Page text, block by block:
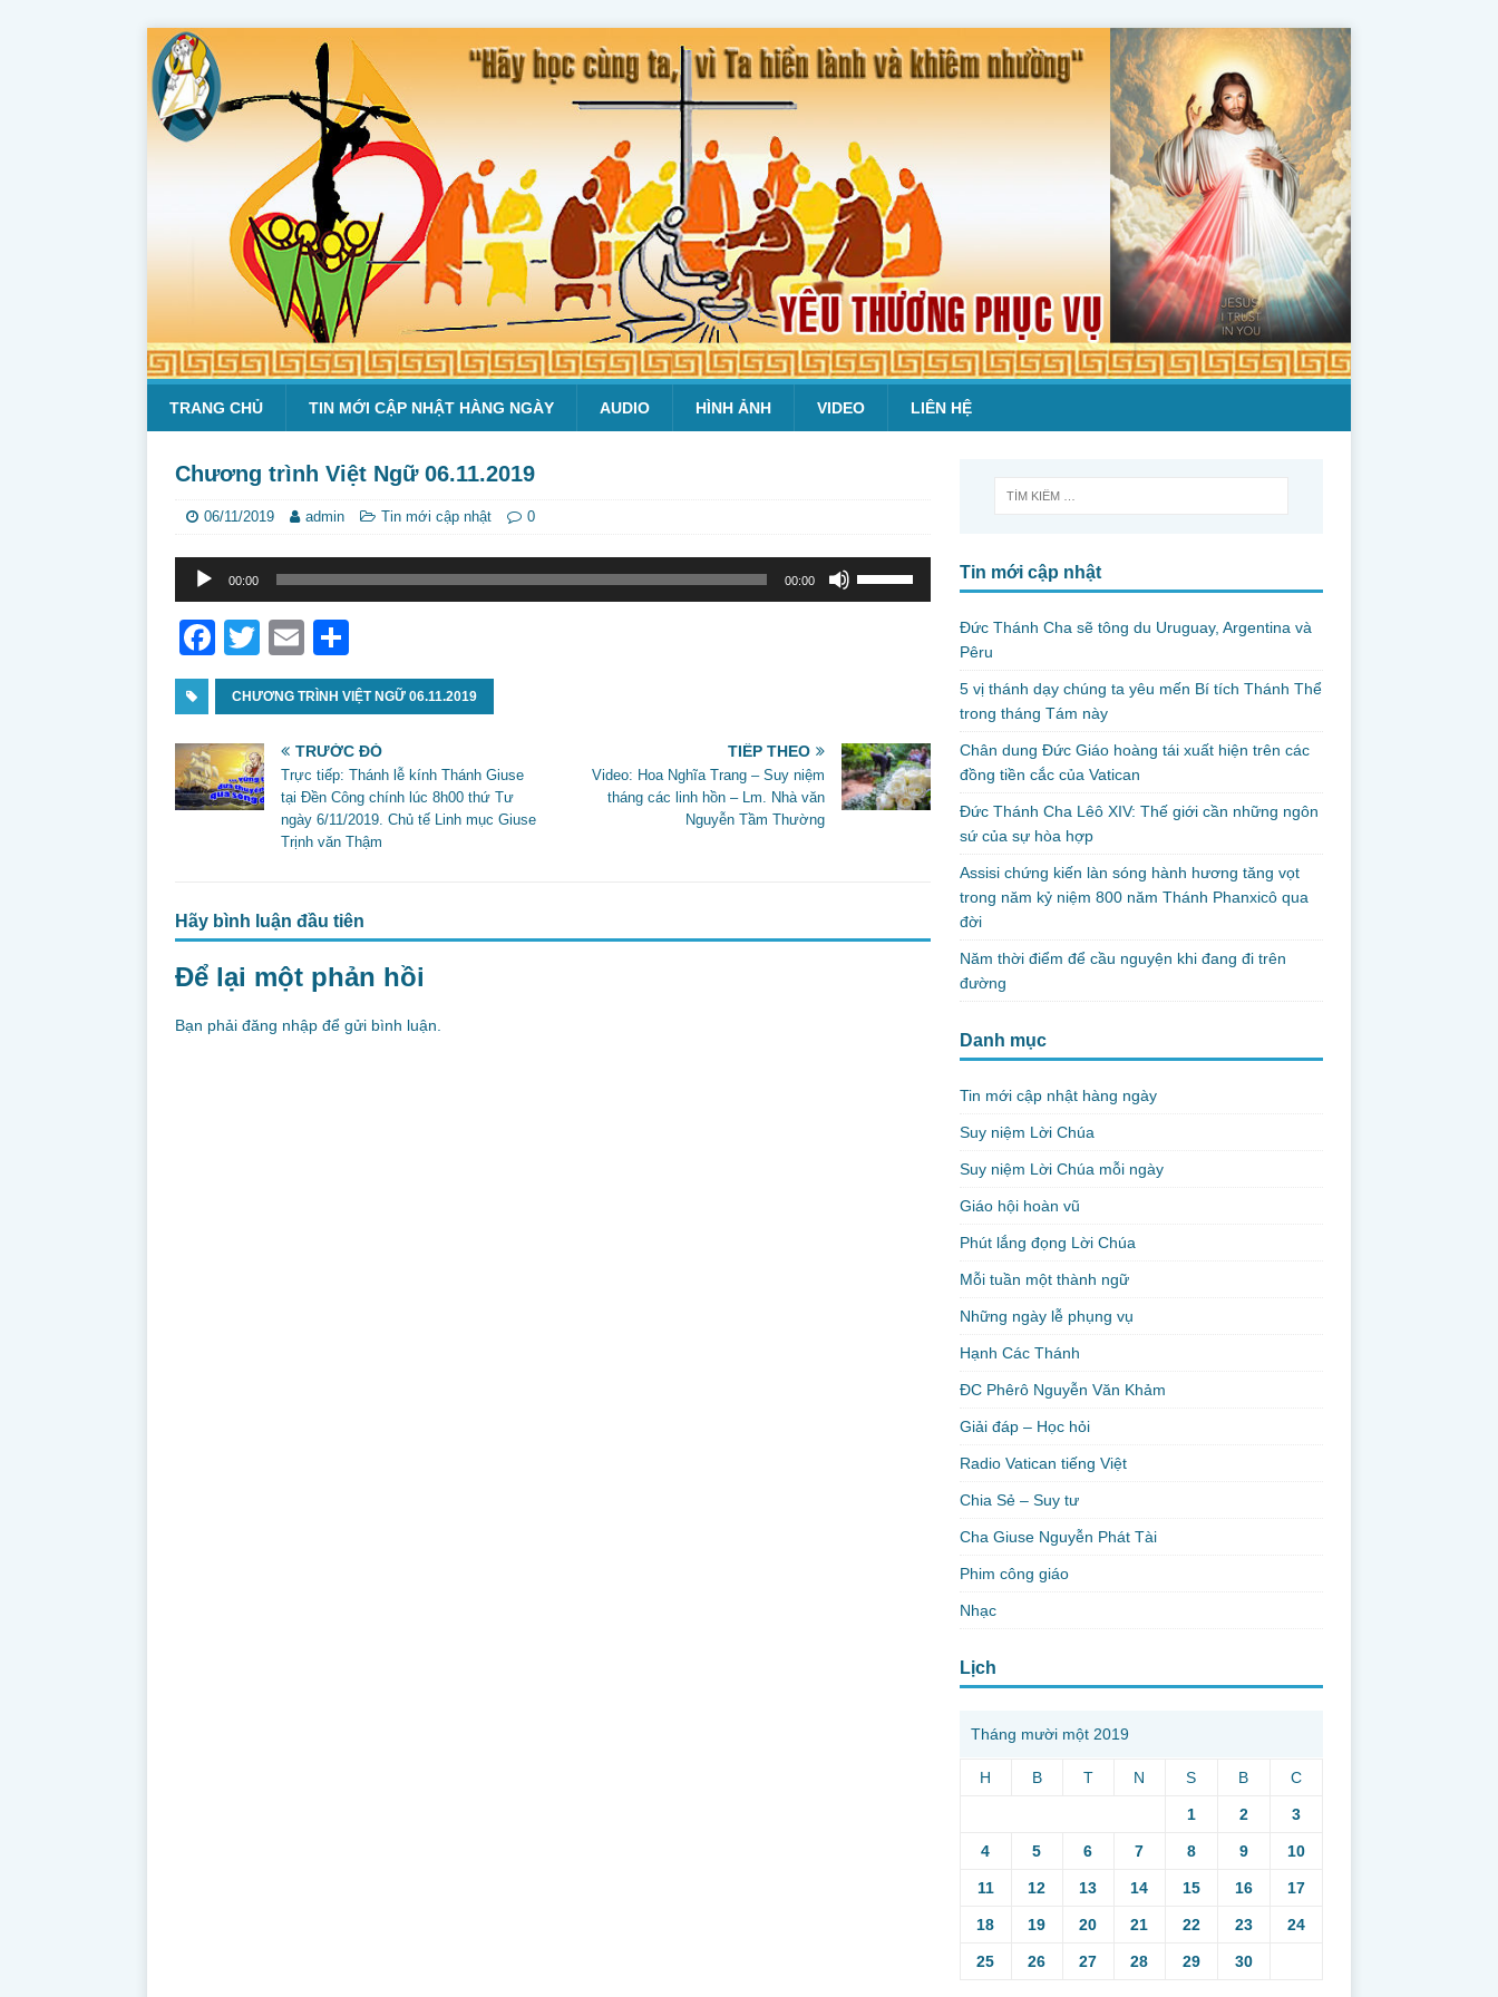
TRANG CHỦ TIN MỚI CẬP NHẬT HÀNG NGÀY AUDIO HÌNH ẢNH VIDEO LIÊN HỆ
Chương trình Việt Ngữ 06.11.2019
06/11/2019 admin Tin mới cập nhật 0
Trình
phát
âm
thanh
00:00 00:00
để
tăng
hoặc
giảm
F
a
c
e
b
o
T
w
itt
er
E
m
ai
l
h
ar
e
CHƯƠNG TRÌNH VIỆT NGỮ 06.11.2019
TRƯỚC ĐÓ
Trực tiếp: Thánh lễ kính Thánh Giuse
tại Đền Công chính lúc 8h00 thứ Tư
ngày 6/11/2019. Chủ tế Linh mục Giuse
Trịnh văn Thậm
TIẾP THEO
Video: Hoa Nghĩa Trang – Suy niệm
tháng các linh hồn – Lm. Nhà văn
Nguyễn Tầm Thường
Hãy bình luận đầu tiên
Để lại một phản hồi
Bạn phải đăng nhập để gửi bình luận.
Tin mới cập nhật
Đức Thánh Cha sẽ tông du Uruguay, Argentina và
Pêru
5 vị thánh dạy chúng ta yêu mến Bí tích Thánh Thể
trong tháng Tám này
Chân dung Đức Giáo hoàng tái xuất hiện trên các
đồng tiền cắc của Vatican
Đức Thánh Cha Lêô XIV: Thế giới cần những ngôn
sứ của sự hòa hợp
Assisi chứng kiến làn sóng hành hương tăng vọt
trong năm kỷ niệm 800 năm Thánh Phanxicô qua
đời
Năm thời điểm để cầu nguyện khi đang đi trên
đường
Danh mục
Tin mới cập nhật hàng ngày
Suy niệm Lời Chúa
Suy niệm Lời Chúa mỗi ngày
Giáo hội hoàn vũ
Phút lắng đọng Lời Chúa
Mỗi tuần một thành ngữ
Những ngày lễ phụng vụ
Hạnh Các Thánh
ĐC Phêrô Nguyễn Văn Khảm
Giải đáp – Học hỏi
Radio Vatican tiếng Việt
Chia Sẻ – Suy tư
Cha Giuse Nguyễn Phát Tài
Phim công giáo
Nhạc
Lịch
Tháng mười một 2019
H B T N S B C
1 2 3
4 5 6 7 8 9 10
11 12 13 14 15 16 17
18 19 20 21 22 23 24
25 26 27 28 29 30